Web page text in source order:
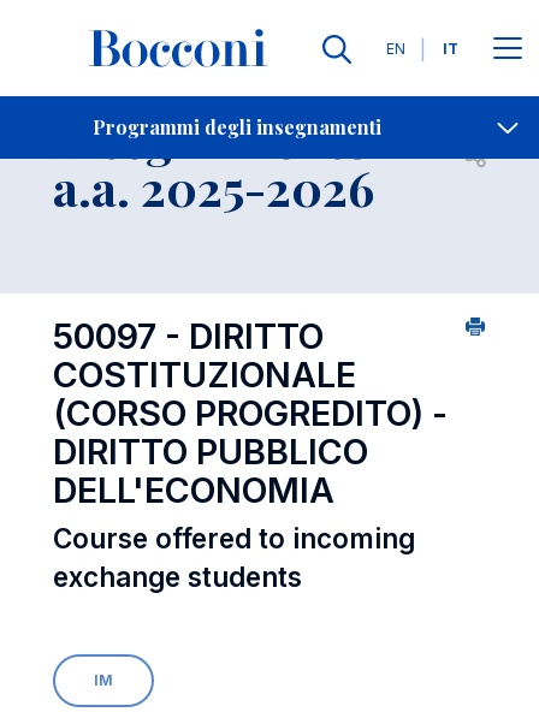
Lingue
EN IT
Programmi degli insegnamenti
Contatti
Insegnamento
a.a. 2025-2026 Open
50097 - DIRITTO
COSTITUZIONALE
(CORSO PROGREDITO) -
DIRITTO PUBBLICO
DELL'ECONOMIA
Course offered to incoming
exchange students
IM